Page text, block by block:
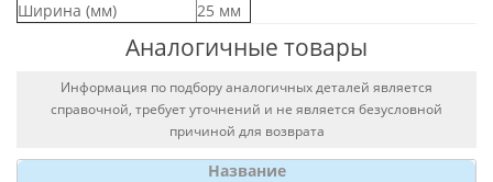
Ширина (мм)
25 мм
Аналогичные товары
Информация по подбору аналогичных деталей является
справочной, требует уточнений и не является безусловной
причиной для возврата
Название